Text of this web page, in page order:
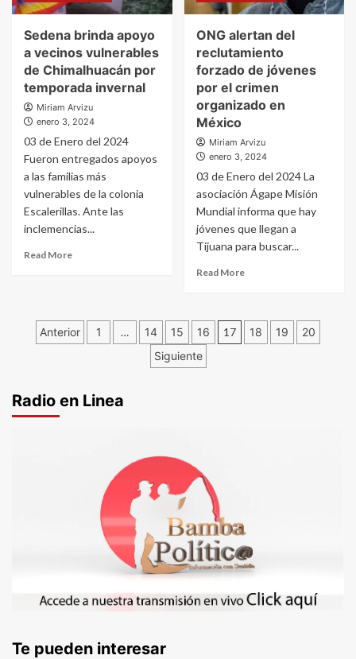
Sedena brinda apoyo
a vecinos vulnerables
de Chimalhuacán por
temporada invernal
Miriam Arvizu
enero 3, 2024
03 de Enero del 2024
Fueron entregados apoyos
a las familias más
vulnerables de la colonia
Escalerillas. Ante las
inclemencias...
Read More
ONG alertan del
reclutamiento
forzado de jóvenes
por el crimen
organizado en
México
Miriam Arvizu
enero 3, 2024
03 de Enero del 2024 La
asociación Ágape Misión
Mundial informa que hay
jóvenes que llegan a
Tijuana para buscar...
Read More
Paginación
Anterior 1 … 14 15 16 17 18 19
20
Siguiente
Radio en Linea
Te pueden interesar